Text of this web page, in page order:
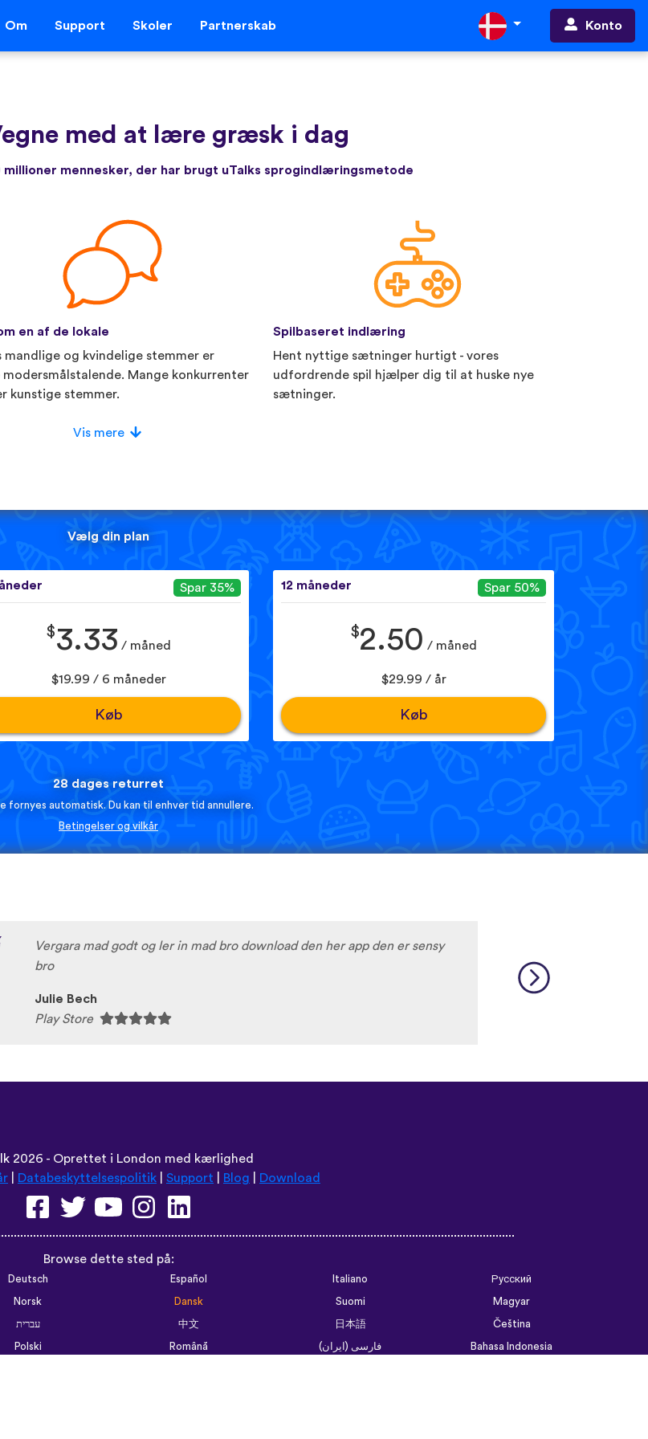
Om Support Skoler Partnerskab Konto
med at lære græsk i dag
millioner mennesker, der har brugt uTalks sprogindlæringsmetode
en af de lokale
mandlige og kvindelige stemmer er
Mange konkurrenter
kunstige stemmer.
Spilbaseret indlæring
Hent nyttige sætninger hurtigt - vores
udfordrende spil hjælper dig til at huske nye
sætninger.
Vis mere
Vælg din plan
Spar 35%
$3.33 / måned
$19.99 / 6 måneder
Køb
12 måneder Spar 50%
$2.50 / måned
$29.99 / år
Køb
28 dages returret
fornyes automatisk. Du kan til enhver tid annullere.
Betingelser og vilkår
Vergara mad godt og ler in mad bro download den her app den er sensy
bro
Julie Bech
Play Store
2026 - Oprettet i London med kærlighed
Databeskyttelsespolitik Support Blog Download
Browse dette sted på:
Deutsch Español Italiano
Русский
Norsk Dansk Suomi
Magyar
עברית 中文 日本語
Čeština
Polski Română فارسی (ایران)
Bahasa Indonesia